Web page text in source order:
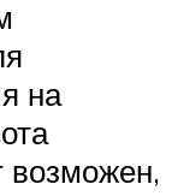
на
возможен,